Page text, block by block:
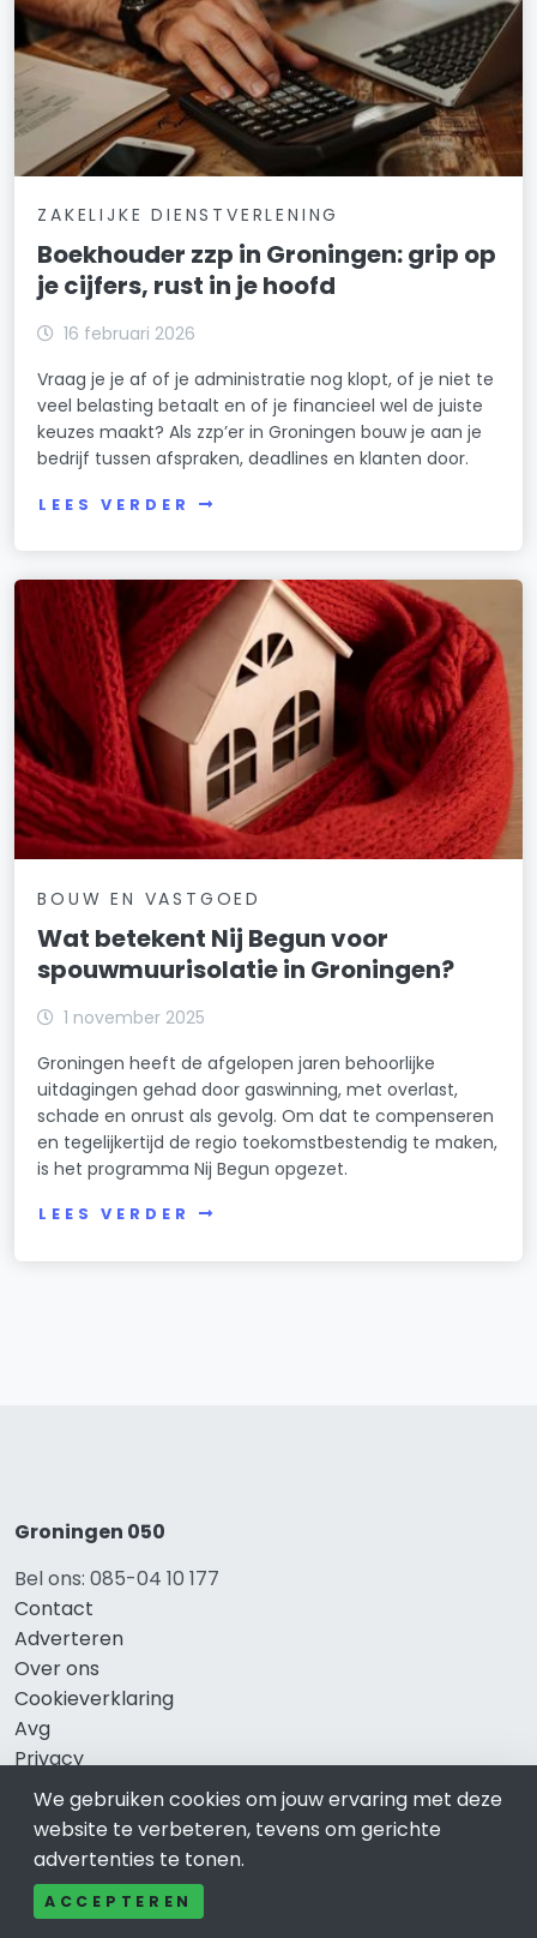
ZAKELIJKE DIENSTVERLENING
Boekhouder zzp in Groningen: grip op
je cijfers, rust in je hoofd
16 februari 2026
Vraag je je af of je administratie nog klopt, of je niet te
veel belasting betaalt en of je financieel wel de juiste
keuzes maakt? Als zzp’er in Groningen bouw je aan je
bedrijf tussen afspraken, deadlines en klanten door.
LEES VERDER
BOUW EN VASTGOED
Wat betekent Nij Begun voor
spouwmuurisolatie in Groningen?
1 november 2025
Groningen heeft de afgelopen jaren behoorlijke
uitdagingen gehad door gaswinning, met overlast,
schade en onrust als gevolg. Om dat te compenseren
en tegelijkertijd de regio toekomstbestendig te maken,
is het programma Nij Begun opgezet.
LEES VERDER
Groningen 050
Bel ons: 085-04 10 177
Contact
Adverteren
Over ons
Cookieverklaring
Avg
Privacy
Direct naar
Rijscholen Groningen
We gebruiken cookies om jouw ervaring met deze
website te verbeteren, tevens om gerichte
advertenties te tonen.
ACCEPTEREN